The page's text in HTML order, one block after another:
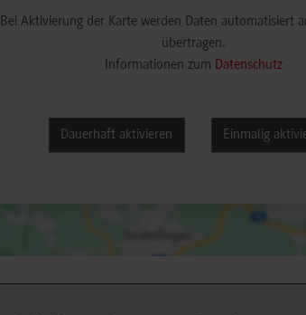
Bei Aktivierung der Karte werden Daten automatisiert
übertragen.
Informationen zum Datenschutz
Dauerhaft aktivieren Einmalig